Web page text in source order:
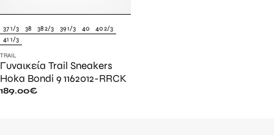
37 1/3 38 38 2/3 39 1/3 40
40 2/3
41 1/3
TRAIL
Γυναικεία Trail Sneakers
Hoka Bondi 9 1162012-RRCK
189.00€